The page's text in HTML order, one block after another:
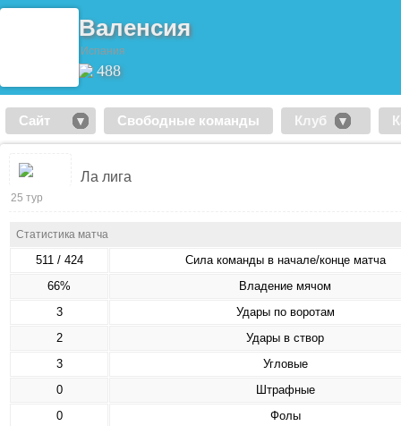
Валенсия
Испания
488
Сайт Свободные команды Клуб
Ла лига
25 тур
Статистика матча
511 / 424
Сила команды в начале/конце матча
66%
Владение мячом
3
Удары по воротам
2
Удары в створ
3
Угловые
0
Штрафные
0
Фолы